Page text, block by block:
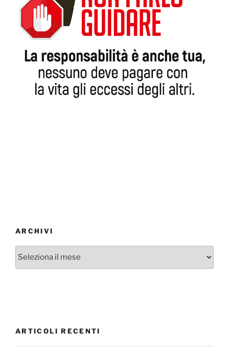
ARCHIVI
Archivi
ARTICOLI RECENTI